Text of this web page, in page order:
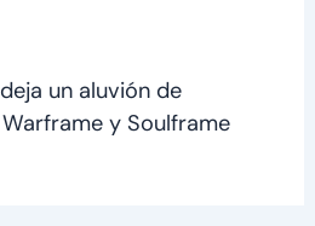
un aluvión de
y Soulframe